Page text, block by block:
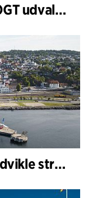
C.F. Møller Architects og VOGT udvalgt til at forme fremtidens Hamburg-Altona
C.F. Møller Architects skal udvikle strategien for ”Knutepunkt Larvik og indre havn”